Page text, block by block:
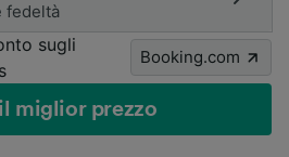
fedeltà
sugli
Booking.com
miglior prezzo